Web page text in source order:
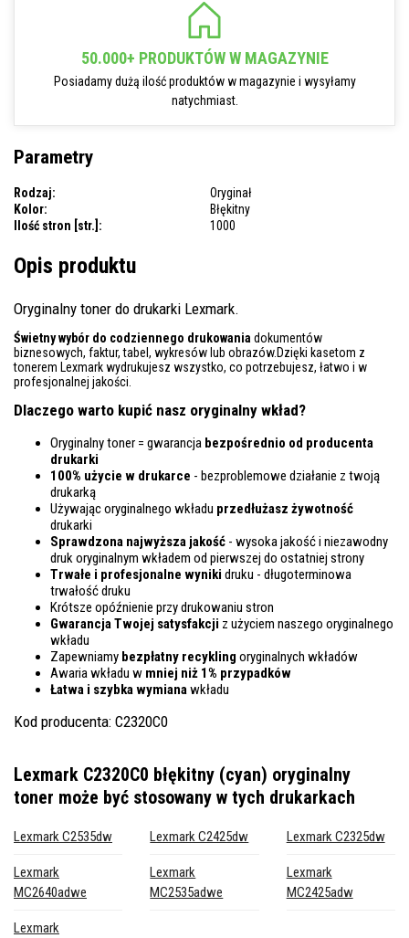
50.000+ PRODUKTÓW W MAGAZYNIE
Posiadamy dużą ilość produktów w magazynie i wysyłamy
natychmiast.
Parametry
Rodzaj:
Oryginał
Kolor:
Błękitny
Ilość stron [str.]:
1000
Opis produktu
Oryginalny toner do drukarki Lexmark.
Świetny wybór do codziennego drukowania dokumentów
biznesowych, faktur, tabel, wykresów lub obrazów.Dzięki kasetom z
tonerem Lexmark wydrukujesz wszystko, co potrzebujesz, łatwo i w
profesjonalnej jakości.
Dlaczego warto kupić nasz oryginalny wkład?
Oryginalny toner = gwarancja bezpośrednio od producenta
drukarki
100% użycie w drukarce - bezproblemowe działanie z twoją
drukarką
Używając oryginalnego wkładu przedłużasz żywotność
drukarki
Sprawdzona najwyższa jakość - wysoka jakość i niezawodny
druk oryginalnym wkładem od pierwszej do ostatniej strony
Trwałe i profesjonalne wyniki druku - długoterminowa
trwałość druku
Krótsze opóźnienie przy drukowaniu stron
Gwarancja Twojej satysfakcji z użyciem naszego oryginalnego
wkładu
Zapewniamy bezpłatny recykling oryginalnych wkładów
Awaria wkładu w mniej niż 1% przypadków
Łatwa i szybka wymianawkładu
Kod producenta: C2320C0
Lexmark C2320C0 błękitny (cyan) oryginalny
toner może być stosowany w tych drukarkach
Lexmark C2535dw Lexmark C2425dw Lexmark C2325dw
Lexmark
MC2640adwe
Lexmark
MC2535adwe
Lexmark
MC2425adw
Lexmark